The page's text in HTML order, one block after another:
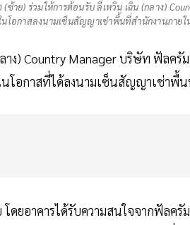
ซ้าย) ร่วมให้การต้อนรับ ลี่เหวิน เฉิน (กลาง)
โอกาสลงนามเซ็นสัญญาเช่าพื้นที่สำนักงานภายใน
าง) Country Manager บริษัท ฟัลค
อกาสที่ได้ลงนามเซ็นสัญญาเช่าพื้นที่
ยอาคารได้รับความสนใจจากฟัลครั